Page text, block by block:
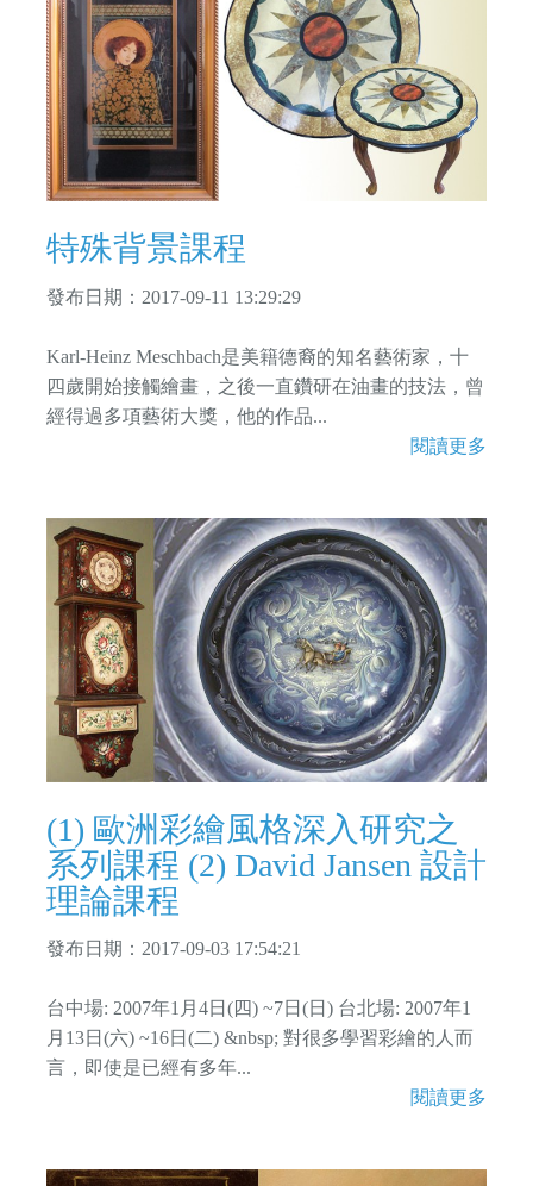
特殊背景課程
發布日期：2017-09-11 13:29:29
Karl-Heinz Meschbach是美籍德裔的知名藝術家，十
四歲開始接觸繪畫，之後一直鑽研在油畫的技法，曾
經得過多項藝術大獎，他的作品...
閱讀更多
(1) 歐洲彩繪風格深入研究之
系列課程 (2) David Jansen 設計
理論課程
發布日期：2017-09-03 17:54:21
台中場: 2007年1月4日(四) ~7日(日) 台北場: 2007年1
月13日(六) ~16日(二) &nbsp; 對很多學習彩繪的人而
言，即使是已經有多年...
閱讀更多